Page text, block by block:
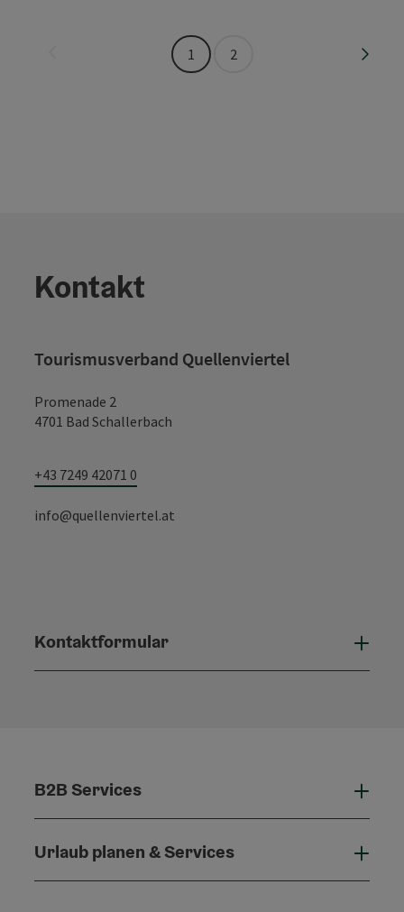
1 2 Seite
Kontakt
Tourismusverband Quellenviertel
Promenade 2
4701 Bad Schallerbach
+43 7249 42071 0
info@quellenviertel.at
Kontaktformular
B2B Services
Urlaub planen & Services